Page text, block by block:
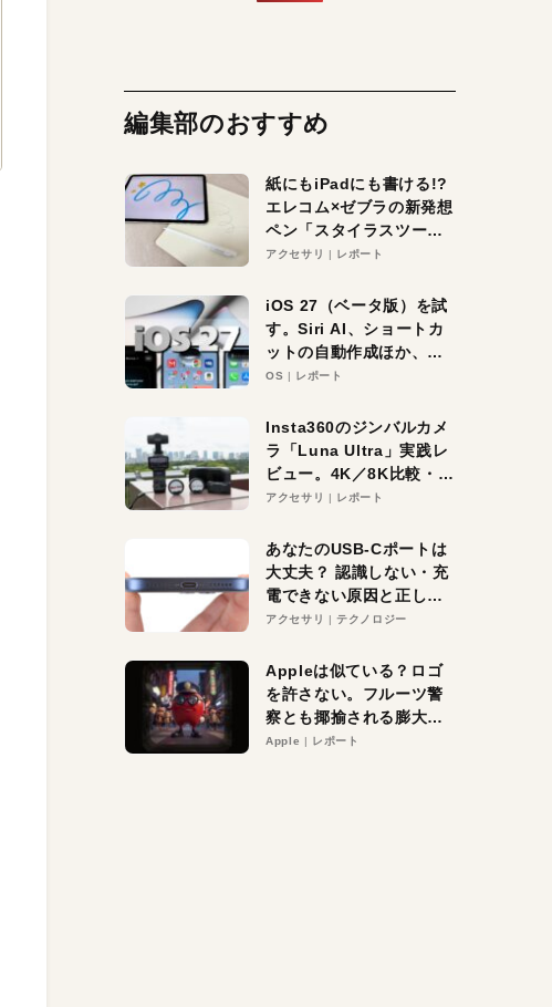
編集部のおすすめ
紙にもiPadにも書ける!?
エレコム×ゼブラの新発想
ペン「スタイラスツーウ
ェイ」レビュー。持ち替
アクセサリ レポート
iOS 27（ベータ版）を試
す。Siri AI、ショートカ
ットの自動作成ほか、期
待大の便利機能5選。
る未来はすぐそこ！
OS レポート
Insta360のジンバルカメ
ラ「Luna Ultra」実践レ
ビュー。4K／8K比較・ズ
ーム・夜間撮影をチェッ
アクセサリ レポート
あなたのUSB-Cポートは
大丈夫？ 認識しない・充
電できない原因と正しい
対策
アクセサリ テクノロジー
Appleは似ている？ロゴ
を許さない。フルーツ警
察とも揶揄される膨大な
異議申し立て。対象は非
Apple レポート